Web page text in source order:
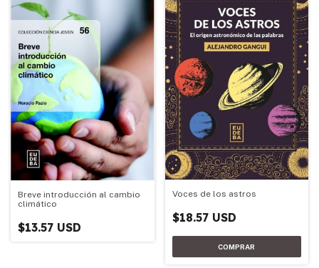
Breve introducción al cambio
climático
$13.57 USD
Voces de los astros
$18.57 USD